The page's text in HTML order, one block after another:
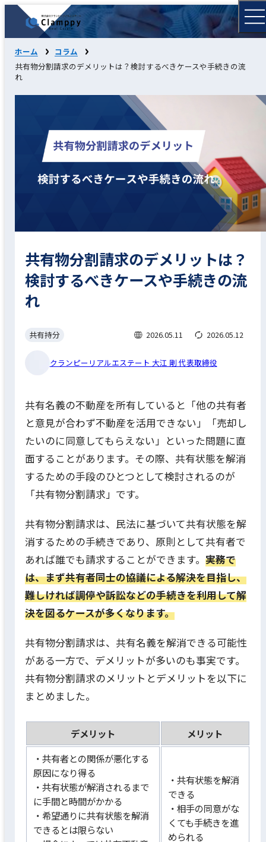
ホーム
コラム
共有物分割請求のデメリットは？検討するべきケースや手続きの流
れ
共有物分割請求のデメリットは？
検討するべきケースや手続きの流
れ
共有持分 2026.05.11 2026.05.12
クランピーリアルエステート 大江 剛 代表取締役
共有名義の不動産を所有していると「他の共有者
と意見が合わず不動産を活用できない」「売却し
たいのに同意してもらえない」といった問題に直
面することがあります。その際、共有状態を解消
するための手段のひとつとして検討されるのが
「共有物分割請求」です。
共有物分割請求は、民法に基づいて共有状態を解
消するための手続きであり、原則として共有者で
あれば誰でも請求することができます。 実務で
は、まず共有者同士の協議による解決を目指し、
難しければ調停や訴訟などの手続きを利用して解
決を図るケースが多くなります。
共有物分割請求は、共有名義を解消できる可能性
がある一方で、デメリットが多いのも事実です。
共有物分割請求のメリットとデメリットを以下に
まとめました。
デメリット
メリット
・共有者との関係が悪化する
原因になり得る
・共有状態が解消されるまで
に手間と時間がかかる
・希望通りに共有状態を解消
できるとは限らない
・共有状態を解消
できる
・相手の同意がな
くても手続きを進
められる